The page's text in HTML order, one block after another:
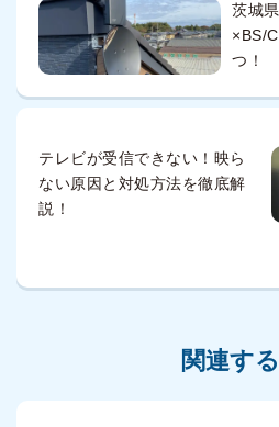
茨城
×BS/
つ！
テレビが受信できない！映ら
ない原因と対処方法を徹底解
説！
関連す